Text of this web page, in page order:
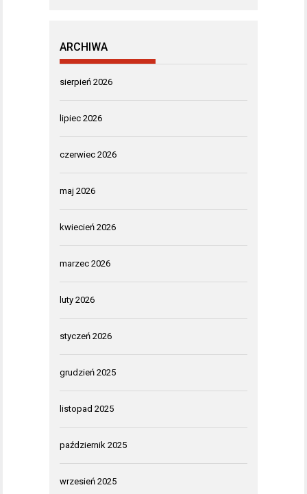
ARCHIWA
sierpień 2026
lipiec 2026
czerwiec 2026
maj 2026
kwiecień 2026
marzec 2026
luty 2026
styczeń 2026
grudzień 2025
listopad 2025
październik 2025
wrzesień 2025